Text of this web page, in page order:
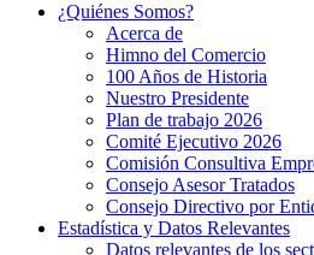
¿Quiénes Somos?
Acerca de
Himno del Comercio
100 Años de Historia
Nuestro Presidente
Plan de trabajo 2026
Comité Ejecutivo 2026
Comisión Consultiva
Consejo Asesor Tratados
Consejo Directivo por
Estadística y Datos Relevantes
Datos relevantes de los